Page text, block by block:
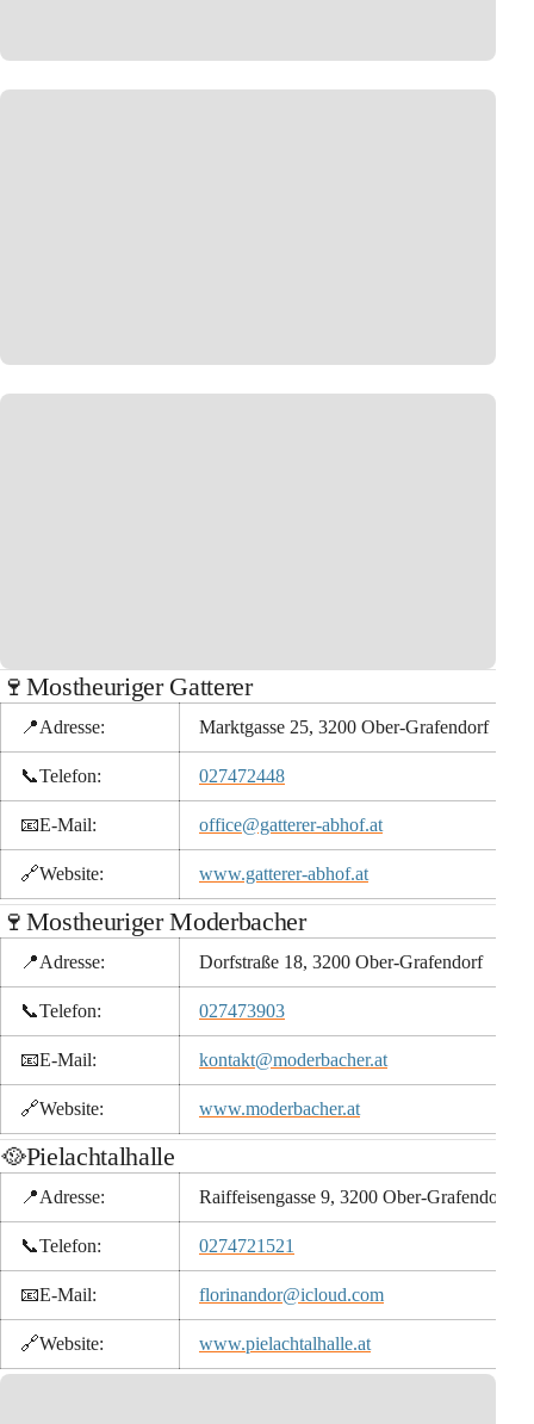
🍷Mostheuriger Gatterer
📍Adresse: Marktgasse 25, 3200 Ober-Grafendorf
📞Telefon: 027472448
📧E-Mail: office@gatterer-abhof.at
🔗Website: www.gatterer-abhof.at
🍷Mostheuriger Moderbacher
📍Adresse: Dorfstraße 18, 3200 Ober-Grafendorf
📞Telefon: 027473903
📧E-Mail: kontakt@moderbacher.at
🔗Website: www.moderbacher.at
🥘Pielachtalhalle
📍Adresse: Raiffeisengasse 9, 3200 Ober-Grafendorf
📞Telefon: 0274721521
📧E-Mail: florinandor@icloud.com
🔗Website: www.pielachtalhalle.at